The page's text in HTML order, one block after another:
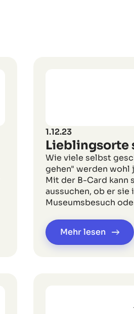
1.12.23
Lieblingsorte
Wie viele selbst
gehen" werden wohl
Mit der B-Card kann
aussuchen, ob er sie
Museumsbesuch
Mehr lesen